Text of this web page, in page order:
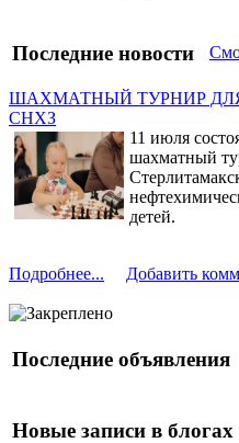
Последние новости
ШАХМАТНЫЙ ТУРНИР
СНХЗ
11 июля
шахматный
детей.
Подробнее... Добавить
Последние объявления
Новые записи в блогах